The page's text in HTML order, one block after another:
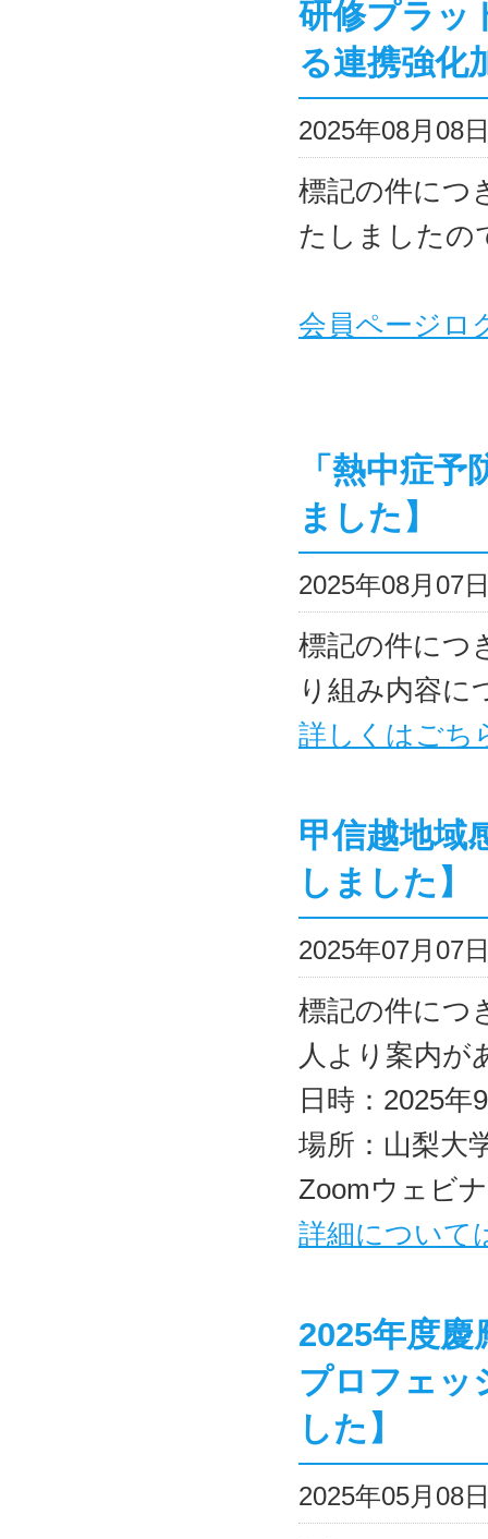
研修プラッ
る連携強化
2025年08月08
標記の件につ
たしましたの
会員ページロ
「熱中症
ました】
2025年08月07
標記の件につ
り組み内容に
詳しくはごち
甲信越地域
しました】
2025年07月07
標記の件につ
人より案内が
日時：2025
場所：山梨大
Zoomウェビ
詳細について
2025年度
プロフェッ
した】
2025年05月08